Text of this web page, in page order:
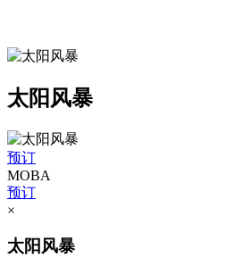
太阳风暴
预订
MOBA
预订
×
太阳风暴